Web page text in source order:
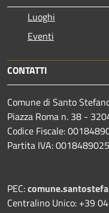
Luoghi
Eventi
CONTATTI
Comune di Santo
Piazza Roma n. 38 -
Codice Fiscale:
Partita IVA:
PEC:
Centralino Unico: +39